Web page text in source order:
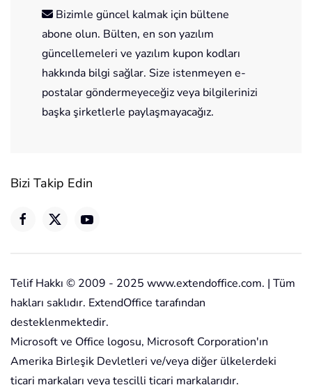
Bizimle güncel kalmak için bültene
abone olun. Bülten, en son yazılım
güncellemeleri ve yazılım kupon kodları
hakkında bilgi sağlar. Size istenmeyen e-
postalar göndermeyeceğiz veya bilgilerinizi
başka şirketlerle paylaşmayacağız.
Bizi Takip Edin
Telif Hakkı © 2009 - 2025 www.extendoffice.com. | Tüm
hakları saklıdır. ExtendOffice tarafından
desteklenmektedir.
Microsoft ve Office logosu, Microsoft Corporation'ın
Amerika Birleşik Devletleri ve/veya diğer ülkelerdeki
ticari markaları veya tescilli ticari markalarıdır.